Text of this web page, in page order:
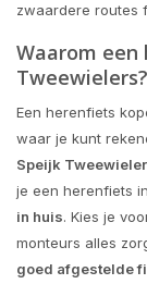
zwaardere routes
Waarom een
Tweewielers?
Een herenfiets
waar je kunt
Speijk
je een herenfiets
in huis. Kies je
monteurs alles
goed afgestelde